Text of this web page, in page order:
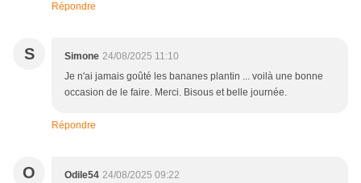
Répondre
S Simone 24/08/2025 11:10
Je n'ai jamais goûté les bananes plantin ... voilà une bonne
occasion de le faire. Merci. Bisous et belle journée.
Répondre
O Odile54 24/08/2025 09:22